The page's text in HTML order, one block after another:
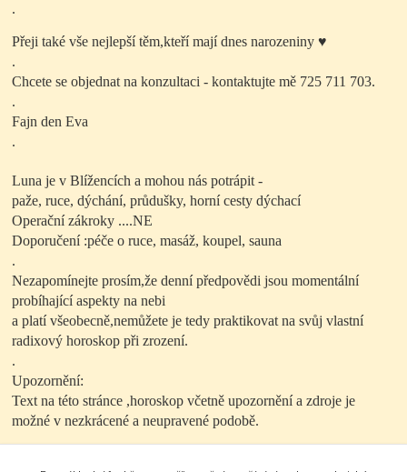
.
Přeji také vše nejlepší těm,kteří mají dnes narozeniny♥
.
Chcete se objednat na konzultaci - kontaktujte mě 725 711 703.
.
Fajn den Eva
.
Luna je v Blížencích a mohou nás potrápit -
paže, ruce, dýchání, průdušky, horní cesty dýchací
Operační zákroky ....NE
Doporučení :péče o ruce, masáž, koupel, sauna
.
Nezapomínejte prosím,že denní předpovědi jsou momentální
probíhající aspekty na nebi
a platí všeobecně,nemůžete je tedy praktikovat na svůj vlastní
radixový horoskop při zrození.
.
Upozornění:
Text na této stránce ,horoskop včetně upozornění a zdroje je
možné v nezkrácené a neupravené podobě.